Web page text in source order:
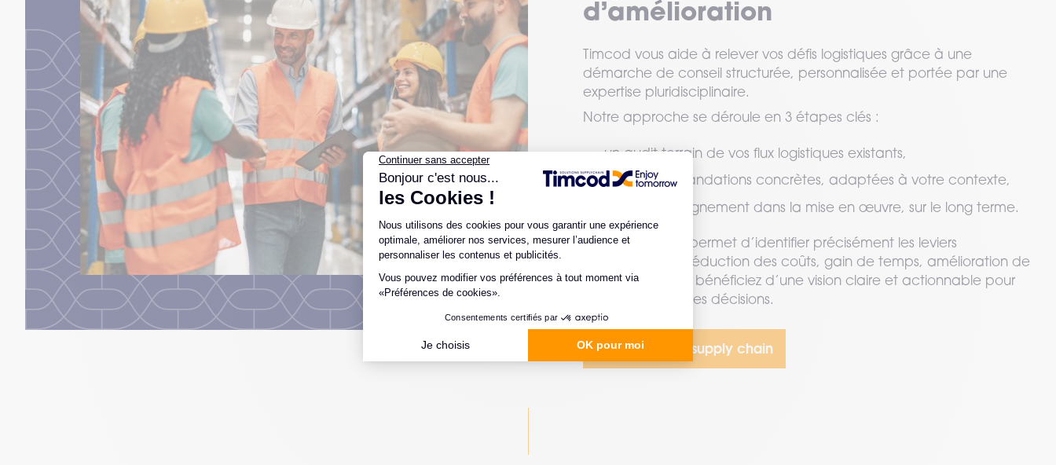
d’amélioration
Timcod vous aide à relever vos défis logistiques grâce à une
démarche de conseil structurée, personnalisée et portée par une
expertise pluridisciplinaire.
Notre approche se déroule en 3 étapes clés :
un audit terrain de vos flux logistiques existants,
des recommandations concrètes, adaptées à votre contexte,
un accompagnement dans la mise en œuvre, sur le long terme.
Cette méthode permet d’identifier précisément les leviers
d’optimisation : réduction des coûts, gain de temps, amélioration de
la fiabilité… Vous bénéficiez d’une vision claire et actionnable pour
prendre les bonnes décisions.
J'améliore ma supply chain